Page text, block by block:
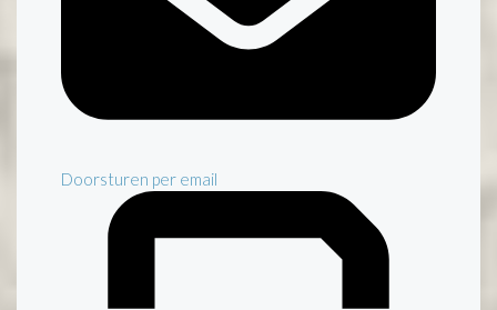
Doorsturen per email